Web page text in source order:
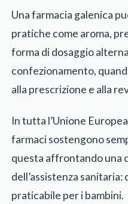
Una farmacia galenica
pratiche come aroma,
forma di dosaggio
confezionamento,
alla prescrizione e alla
In tutta l’Unione
farmaci sostengono
questa affrontando una
dell’assistenza
praticabile per i bambini.